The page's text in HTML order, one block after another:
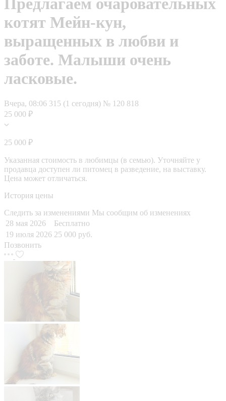
Предлагаем очаровательных
котят Мейн-кун,
выращенных в любви и
заботе. Малыши очень
ласковые.
Вчера, 08:06 315 (1 сегодня) № 120 818
25 000 ₽
25 000 ₽
Указанная стоимость в любимцы (в семью). Уточняйте у
продавца доступен ли питомец в разведение, на выставку.
Цена может отличаться.
История цены
Следить за изменениями Мы сообщим об изменениях
28 мая 2026
Бесплатно
19 июля 2026 25 000 руб.
Позвонить